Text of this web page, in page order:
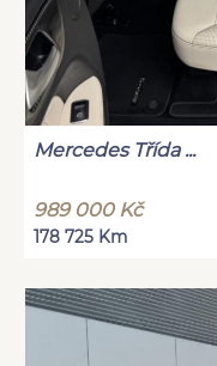
Mercedes Třída ...
989 000 Kč
178 725 Km